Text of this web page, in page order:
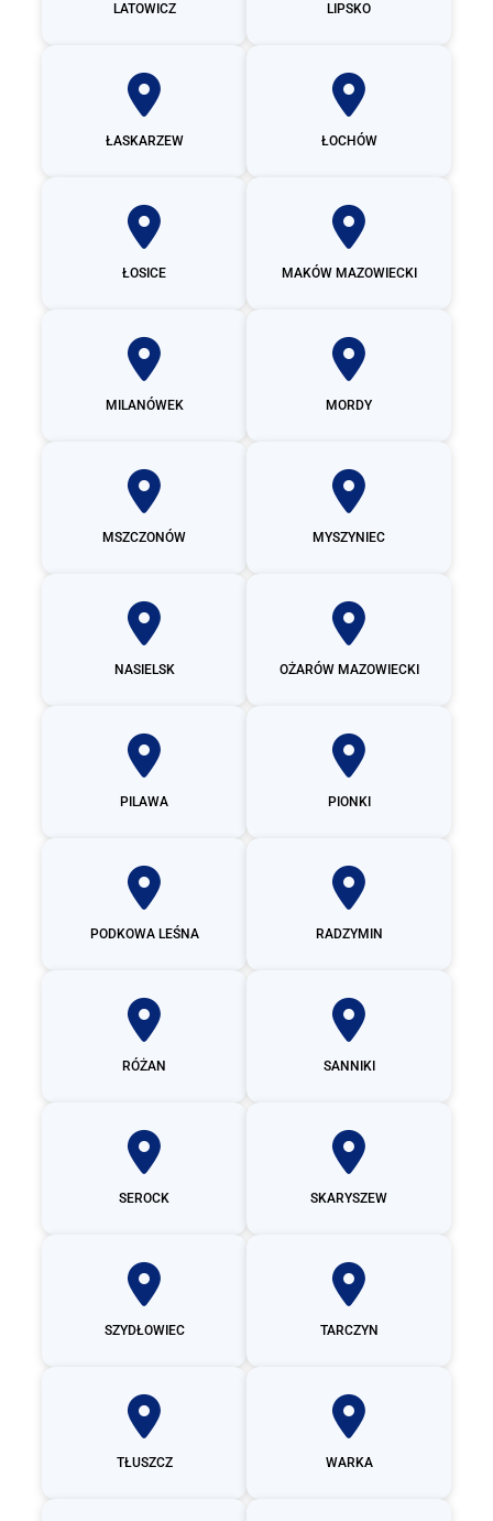
LATOWICZ LIPSKO
ŁASKARZEW ŁOCHÓW
ŁOSICE MAKÓW MAZOWIECKI
MILANÓWEK MORDY
MSZCZONÓW MYSZYNIEC
NASIELSK OŻARÓW MAZOWIECKI
PILAWA PIONKI
PODKOWA LEŚNA RADZYMIN
RÓŻAN SANNIKI
SEROCK SKARYSZEW
SZYDŁOWIEC TARCZYN
TŁUSZCZ WARKA